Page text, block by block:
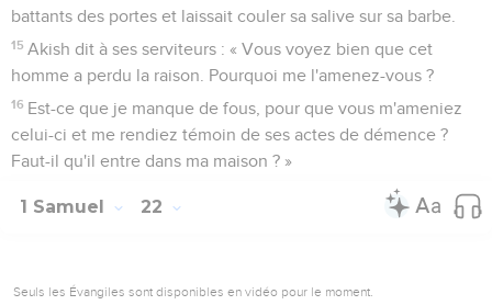
battants des portes et laissait couler sa salive sur sa barbe.
15 Akish dit à ses serviteurs : « Vous voyez bien que cet
homme a perdu la raison. Pourquoi me l'amenez-vous ?
16 Est-ce que je manque de fous, pour que vous m'ameniez
celui-ci et me rendiez témoin de ses actes de démence ?
Faut-il qu'il entre dans ma maison ? »
1 Samuel 22
Seuls les Évangiles sont disponibles en vidéo pour le moment.